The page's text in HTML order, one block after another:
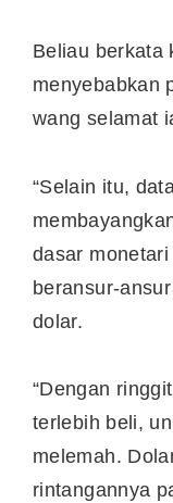
Beliau berkata
menyebabkan
wang selamat
“Selain itu,
dasar
beransur-
dolar.
“Dengan
terlebih beli,
melemah.
rintangannya